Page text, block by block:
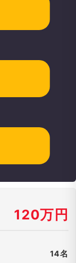
120万円
14名